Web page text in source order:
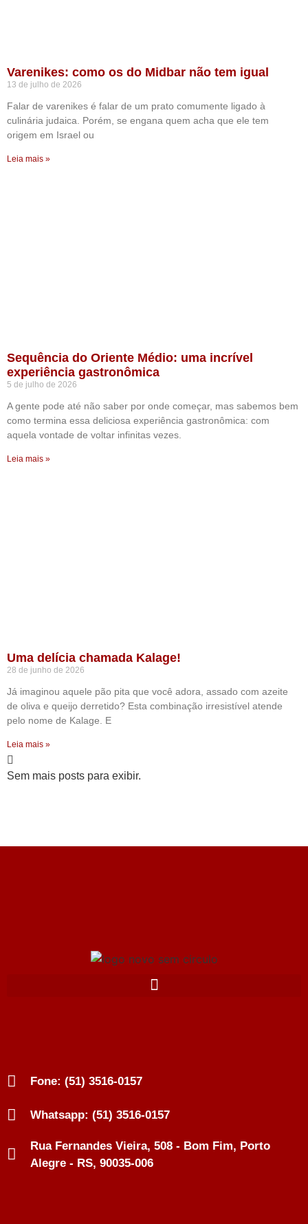
Varenikes: como os do Midbar não tem igual
13 de julho de 2026
Falar de varenikes é falar de um prato comumente ligado à
culinária judaica. Porém, se engana quem acha que ele tem
origem em Israel ou
Leia mais »
Sequência do Oriente Médio: uma incrível
experiência gastronômica
5 de julho de 2026
A gente pode até não saber por onde começar, mas sabemos bem
como termina essa deliciosa experiência gastronômica: com
aquela vontade de voltar infinitas vezes.
Leia mais »
Uma delícia chamada Kalage!
28 de junho de 2026
Já imaginou aquele pão pita que você adora, assado com azeite
de oliva e queijo derretido? Esta combinação irresistível atende
pelo nome de Kalage. E
Leia mais »
Sem mais posts para exibir.
Fone: (51) 3516-0157
Whatsapp: (51) 3516-0157
Rua Fernandes Vieira, 508 - Bom Fim, Porto
Alegre - RS, 90035-006